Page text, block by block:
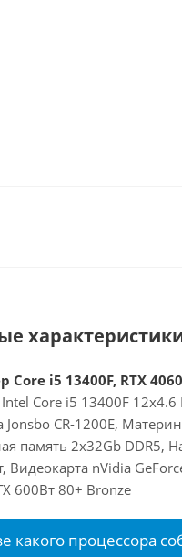
i5 13400F, RTX
Core i5 13400F
Jonsbo CR-1200E,
память 2x32Gb DDR5,
Видеокарта nVidia
600Вт 80+ Bronze
какого процессора